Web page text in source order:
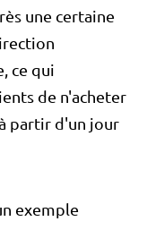
une certaine
ce qui
de n'acheter
partir d'un jour
exemple